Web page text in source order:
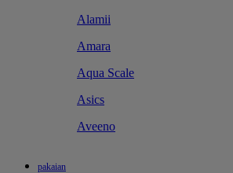
Alamii
Amara
Aqua Scale
Asics
Aveeno
pakaian